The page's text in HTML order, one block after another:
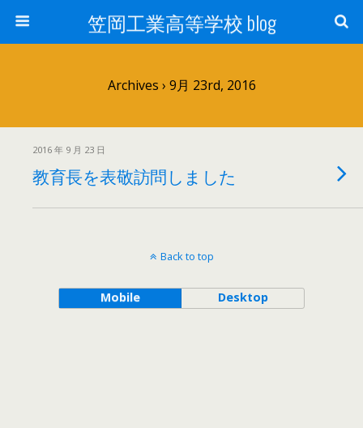
笠岡工業高等学校 blog
Archives › 9月 23rd, 2016
2016 年 9 月 23 日
教育長を表敬訪問しました
Back to top
Mobile Desktop